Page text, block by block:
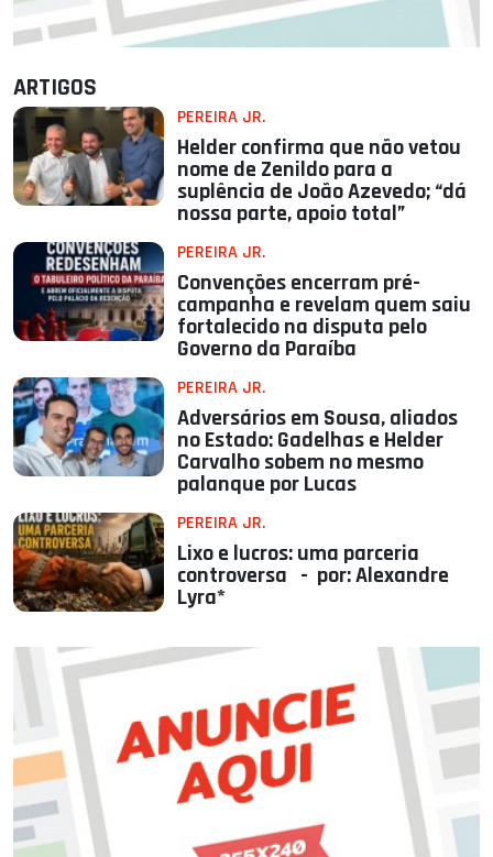
ARTIGOS
PEREIRA JR.
Helder confirma que não vetou
nome de Zenildo para a
suplência de João Azevedo; “dá
nossa parte, apoio total”
PEREIRA JR.
Convenções encerram pré-
campanha e revelam quem saiu
fortalecido na disputa pelo
Governo da Paraíba
PEREIRA JR.
Adversários em Sousa, aliados
no Estado: Gadelhas e Helder
Carvalho sobem no mesmo
palanque por Lucas
PEREIRA JR.
Lixo e lucros: uma parceria
controversa - por: Alexandre
Lyra*